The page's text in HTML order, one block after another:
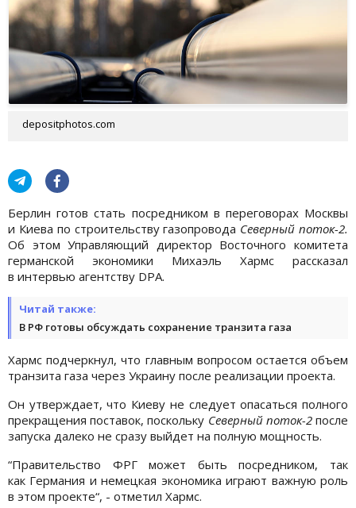
depositphotos.com
Берлин готов стать посредником в переговорах Москвы
и Киева по строительству газопровода Северный поток-2.
Об этом Управляющий директор Восточного комитета
германской экономики Михаэль Хармс рассказал
в интервью агентству DPA.
Читай также:
В РФ готовы обсуждать сохранение транзита газа
Хармс подчеркнул, что главным вопросом остается объем
транзита газа через Украину после реализации проекта.
Он утверждает, что Киеву не следует опасаться полного
прекращения поставок, поскольку Северный поток-2после
запуска далеко не сразу выйдет на полную мощность.
“Правительство ФРГ может быть посредником, так
как Германия и немецкая экономика играют важную роль
в этом проекте“, - отметил Хармс.